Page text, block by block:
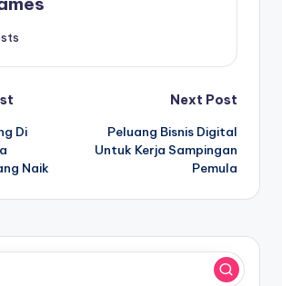
Di
Naik
Next Post
Peluang Bisnis Digital
Untuk Kerja Sampingan
Pemula